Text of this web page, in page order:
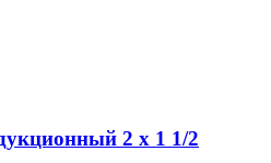
2 х 1 1/2